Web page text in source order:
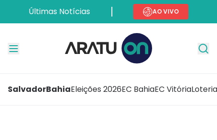
Últimas Notícias AO VIVO
SalvadorBahiaEleições 2026EC BahiaEC Vitória